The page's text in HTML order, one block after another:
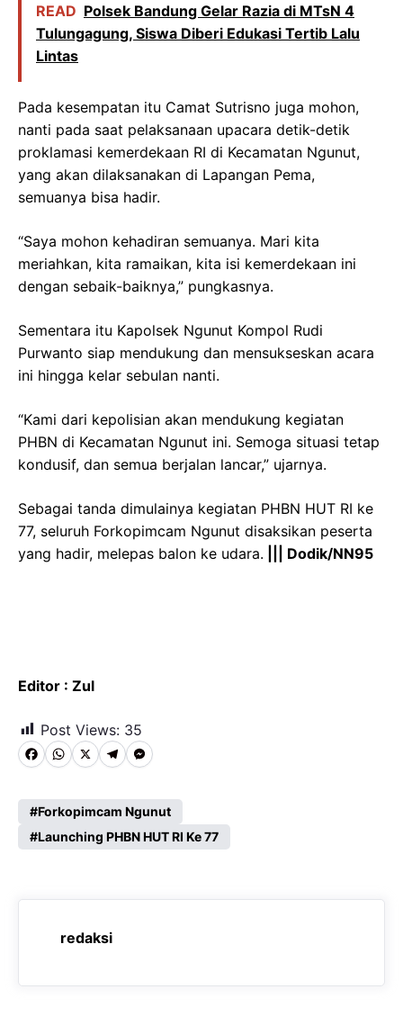
READ Polsek Bandung Gelar Razia di MTsN 4
Tulungagung, Siswa Diberi Edukasi Tertib Lalu
Lintas
Pada kesempatan itu Camat Sutrisno juga mohon,
nanti pada saat pelaksanaan upacara detik-detik
proklamasi kemerdekaan RI di Kecamatan Ngunut,
yang akan dilaksanakan di Lapangan Pema,
semuanya bisa hadir.
“Saya mohon kehadiran semuanya. Mari kita
meriahkan, kita ramaikan, kita isi kemerdekaan ini
dengan sebaik-baiknya,” pungkasnya.
Sementara itu Kapolsek Ngunut Kompol Rudi
Purwanto siap mendukung dan mensukseskan acara
ini hingga kelar sebulan nanti.
“Kami dari kepolisian akan mendukung kegiatan
PHBN di Kecamatan Ngunut ini. Semoga situasi tetap
kondusif, dan semua berjalan lancar,” ujarnya.
Sebagai tanda dimulainya kegiatan PHBN HUT RI ke
77, seluruh Forkopimcam Ngunut disaksikan peserta
yang hadir, melepas balon ke udara. ||| Dodik/NN95
Editor : Zul
Post Views: 35
F
c
e
o
W
a
t
A
p
X T
l
e
r
a
M
s
s
n
r
Forkopimcam Ngunut
Launching PHBN HUT RI Ke 77
redaksi